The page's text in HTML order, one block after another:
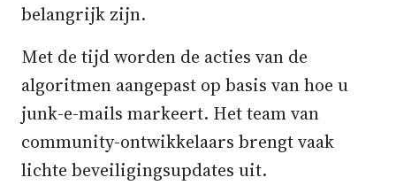
belangrijk zijn.
Met de tijd worden de acties van de
algoritmen aangepast op basis van hoe u
junk-e-mails markeert. Het team van
community-ontwikkelaars brengt vaak
lichte beveiligingsupdates uit.